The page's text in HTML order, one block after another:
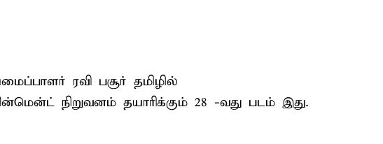
ரவி பசூர் தமிழில்
நிறுவனம் தயாரிக்கும் 28 -வது படம் இது.